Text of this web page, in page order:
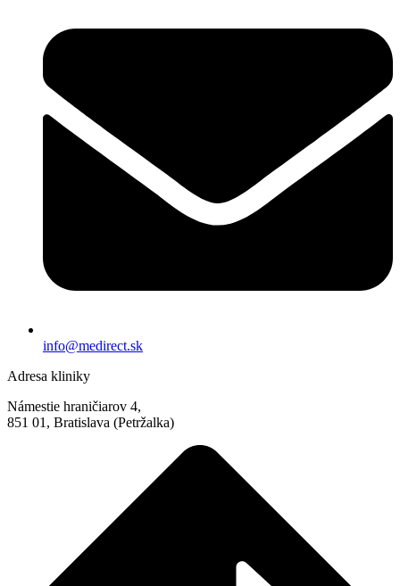
info@medirect.sk
Adresa kliniky
Námestie hraničiarov 4,
851 01, Bratislava (Petržalka)